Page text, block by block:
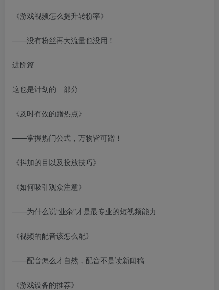
《游戏视频怎么提升转粉率》
——没有粉丝再大流量也没用！
进阶篇
这也是计划的一部分
《及时有效的蹭热点》
——掌握热门公式，万物皆可蹭！
《抖加的目以及投放技巧》
《如何吸引观众注意》
——为什么说“业余”才是最专业的短视频能力
《视频的配音该怎么配》
——配音怎么才自然，配音不是读新闻稿
《游戏设备的推荐》